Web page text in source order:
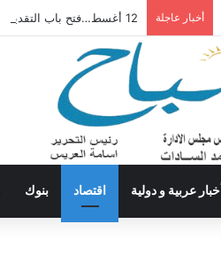
أخبار عاجلة 12 أغسط…فتح باب التقديم لحج القرعة
أخبار عربية و دولية اقتصاد بنوك